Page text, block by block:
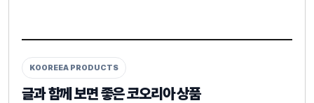
KOOREEA PRODUCTS
글과 함께 보면 좋은 코오리아 상품